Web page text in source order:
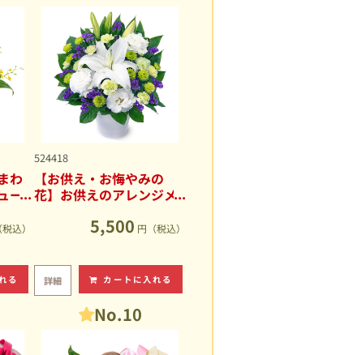
わ
ー
込）
る
524418
【お供え・お悔やみの
花】お供えのアレンジメ
5,500 円（税込）
詳細 カートに入れる
No.10